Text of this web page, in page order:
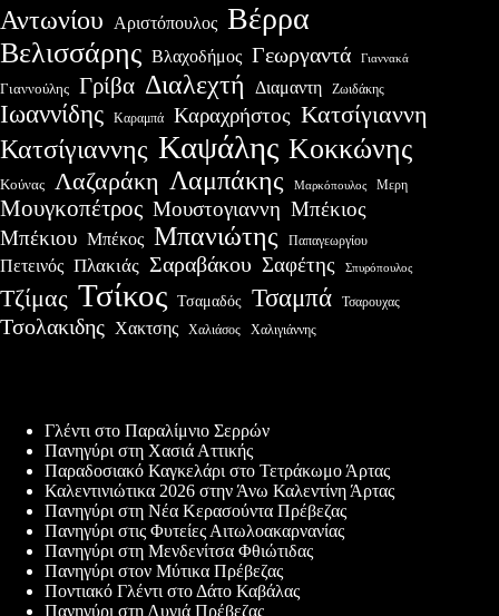
Αντωνίου Αριστόπουλος Βέρρα
Βελισσάρης Βλαχοδήμος Γεωργαντά Γιαννακά
Γιαννούλης Γρίβα Διαλεχτή Διαμαντη Ζωιδάκης
Ιωαννίδης Καραμπά Καραχρήστος Κατσίγιαννη
Κατσίγιαννης Καψάλης Κοκκώνης
Κούνας Λαζαράκη Λαμπάκης Μαρκόπουλος Μερη
Μουγκοπέτρος Μουστογιαννη Μπέκιος
Μπέκιου Μπέκος Μπανιώτης Παπαγεωργίου
Πετεινός Πλακιάς Σαραβάκου Σαφέτης Σπυρόπουλος
Τζίμας Τσίκος Τσαμαδός Τσαμπά Τσαρουχας
Τσολακιδης Χακτσης Χαλιάσος Χαλιγιάννης
Γλέντι στο Παραλίμνιο Σερρών
Πανηγύρι στη Χασιά Αττικής
Παραδοσιακό Καγκελάρι στο Τετράκωμο Άρτας
Καλεντινιώτικα 2026 στην Άνω Καλεντίνη Άρτας
Πανηγύρι στη Νέα Κερασούντα Πρέβεζας
Πανηγύρι στις Φυτείες Αιτωλοακαρνανίας
Πανηγύρι στη Μενδενίτσα Φθιώτιδας
Πανηγύρι στον Μύτικα Πρέβεζας
Ποντιακό Γλέντι στο Δάτο Καβάλας
Πανηγύρι στη Λυγιά Πρέβεζας